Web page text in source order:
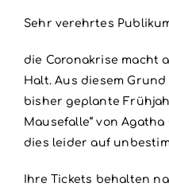
Sehr verehrtes
die Coronakrise macht
Halt. Aus diesem
bisher geplante
Mausefalle“ von
dies leider auf
Ihre Tickets behalten